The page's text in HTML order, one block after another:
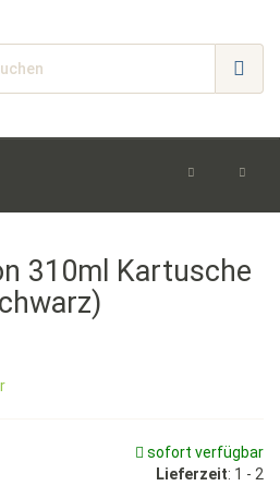
310ml Kartusche
sofort verfügbar
Lieferzeit: 1 - 2